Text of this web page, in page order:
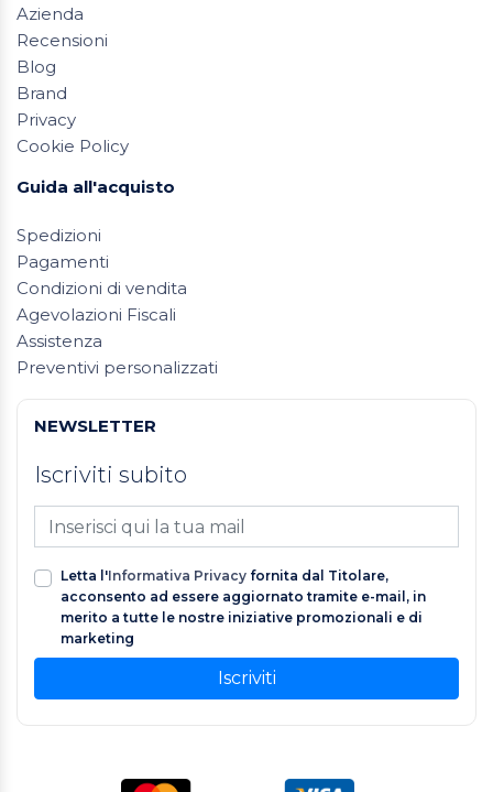
Azienda
Recensioni
Blog
Brand
Privacy
Cookie Policy
Guida all'acquisto
Spedizioni
Pagamenti
Condizioni di vendita
Agevolazioni Fiscali
Assistenza
Preventivi personalizzati
NEWSLETTER
Iscriviti subito
Letta l'Informativa Privacy fornita dal Titolare,
acconsento ad essere aggiornato tramite e-mail, in
merito a tutte le nostre iniziative promozionali e di
marketing
Iscriviti